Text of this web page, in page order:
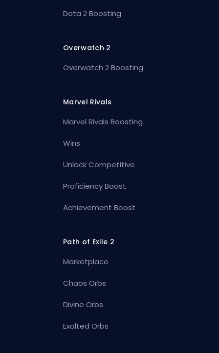
Dota 2 Boosting
Overwatch 2
Overwatch 2 Boosting
Marvel Rivals
Marvel Rivals Boosting
Wins
Unlock Competitive
Proficiency Boost
Achievement Boost
Path of Exile 2
Marketplace
Chaos Orbs
Divine Orbs
Exalted Orbs